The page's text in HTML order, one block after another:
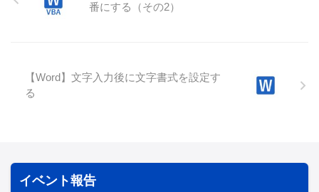
番にする（その2）
【Word】文字入力後に文字書式を設定す
る
イベント報告